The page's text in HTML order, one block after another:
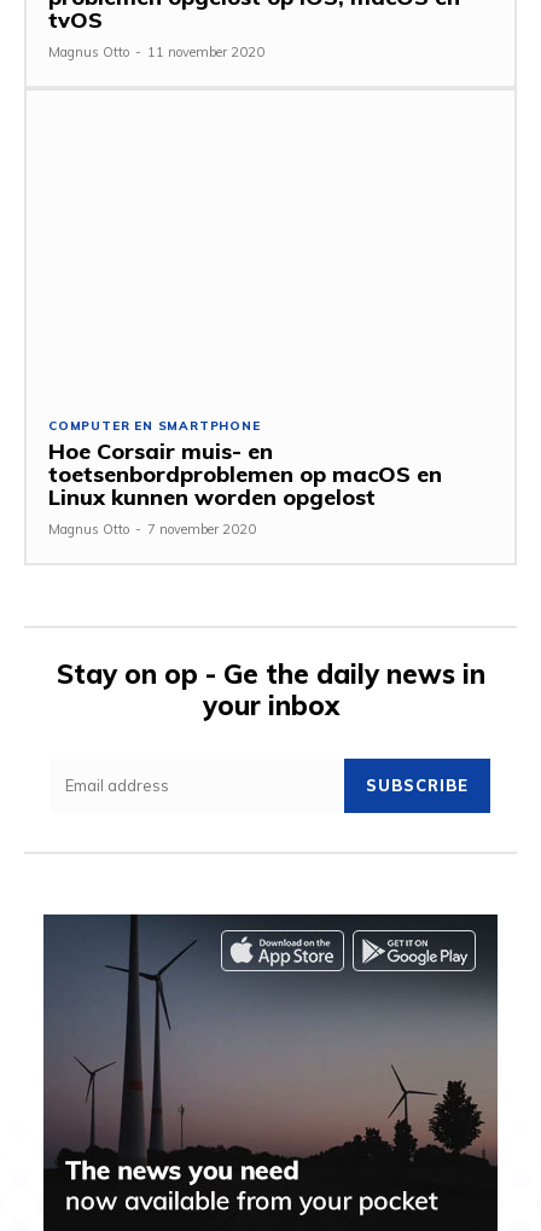
tvOS
Magnus Otto - 11 november 2020
COMPUTER EN SMARTPHONE
Hoe Corsair muis- en
toetsenbordproblemen op macOS en
Linux kunnen worden opgelost
Magnus Otto - 7 november 2020
Stay on op - Ge the daily news in
your inbox
SUBSCRIBE